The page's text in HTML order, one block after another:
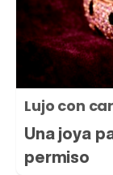
Lujo con
Una joya
permiso